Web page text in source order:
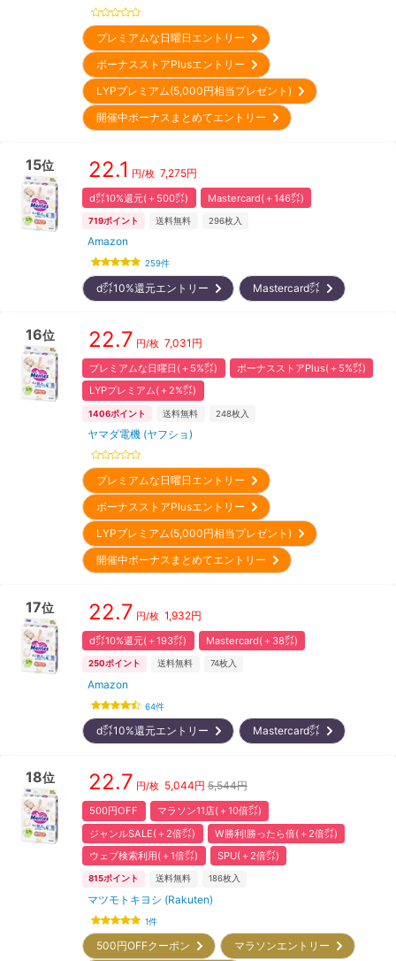
プレミアムな日曜日エントリー
ボーナスストアPlusエントリー
LYPプレミアム(5,000円相当プレゼント)
開催中ボーナスまとめてエントリー
15位 22.1 円/枚 7,275円
d㌽10%還元(＋500㌽) Mastercard(＋146㌽)
719ポイント 送料無料 296枚入
Amazon
259件
d㌽10%還元エントリー Mastercard㌽
16位 22.7 円/枚 7,031 円
プレミアムな日曜日(＋5%㌽)
ボーナスストアPlus(＋5%㌽)
LYPプレミアム(＋2%㌽)
1406ポイント 送料無料 248枚入
ヤマダ電機 (ヤフショ)
プレミアムな日曜日エントリー
ボーナスストアPlusエントリー
LYPプレミアム(5,000円相当プレゼント)
開催中ボーナスまとめてエントリー
17位 22.7 円/枚 1,932円
d㌽10%還元(＋193㌽) Mastercard(＋38㌽)
250ポイント 送料無料 74枚入
Amazon
64件
d㌽10%還元エントリー Mastercard㌽
18位 22.7 円/枚 5,044円 5,544円
500円OFF
マラソン11店(＋10倍㌽)
ジャンルSALE(＋2倍㌽)
W勝利!勝ったら倍(＋2倍㌽)
ウェブ検索利用(＋1倍㌽)
SPU(＋2倍㌽)
815ポイント 送料無料 186枚入
マツモトキヨシ (Rakuten)
1件
500円OFFクーポン
マラソンエントリー